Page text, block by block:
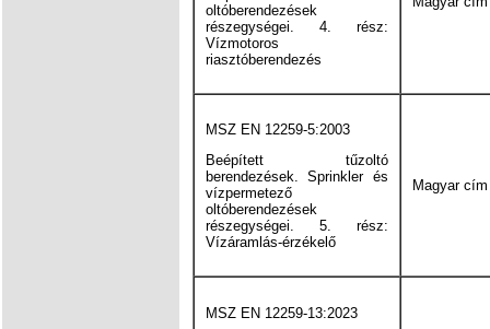
oltóberendezések
részegységei. 4. rész:
Vízmotoros
riasztóberendezés
MSZ EN 12259-5:2003
Beépített tűzoltó
berendezések. Sprinkler és
vízpermetező
oltóberendezések
részegységei. 5. rész:
Vízáramlás-érzékelő
Magyar cím
MSZ EN 12259-13:2023